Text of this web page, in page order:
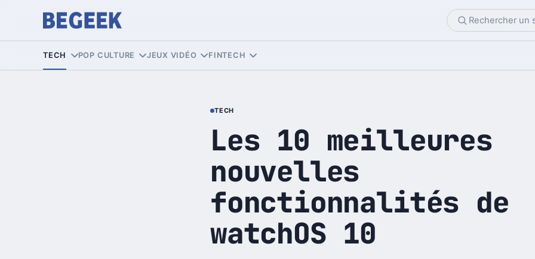
TECH POP CULTURE JEUX VIDÉO FINTECH
TECH
Les 10 meilleures
nouvelles
fonctionnalités de
watchOS 10